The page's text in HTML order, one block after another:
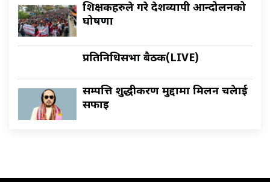
शिक्षकहरुले गरे देशव्यापी आन्दोलनको
घोषणा
प्रतिनिधिसभा बैठक(LIVE)
सम्पत्ति शुद्धीकरण मुद्दामा मिलन चक्रेलाई
सफाइ